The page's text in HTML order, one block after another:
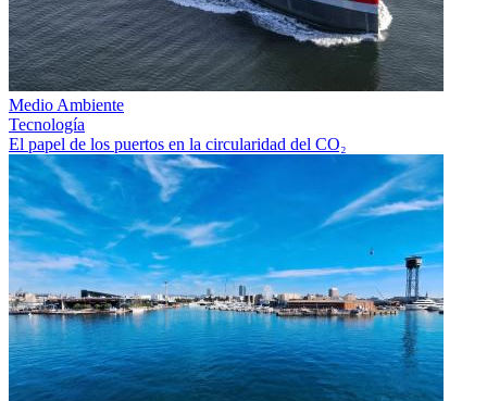
Medio Ambiente
Tecnología
El papel de los puertos en la circularidad del CO₂